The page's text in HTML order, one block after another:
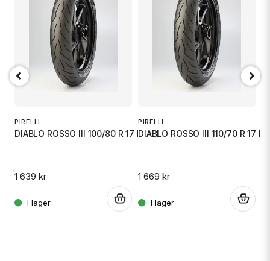
Mejladress
Ja, ni får publicera min fråga
Skicka fråga
1
PIRELLI
DIABLO ROSSO III 100/80 R 17 M
1 639 kr
PIRELLI
DIABLO ROSSO III 110/70 R 17 M
1 669 kr